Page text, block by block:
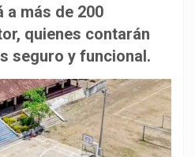
m
p
a
t
i
r
a más de 200
quienes contarán
seguro y funcional.